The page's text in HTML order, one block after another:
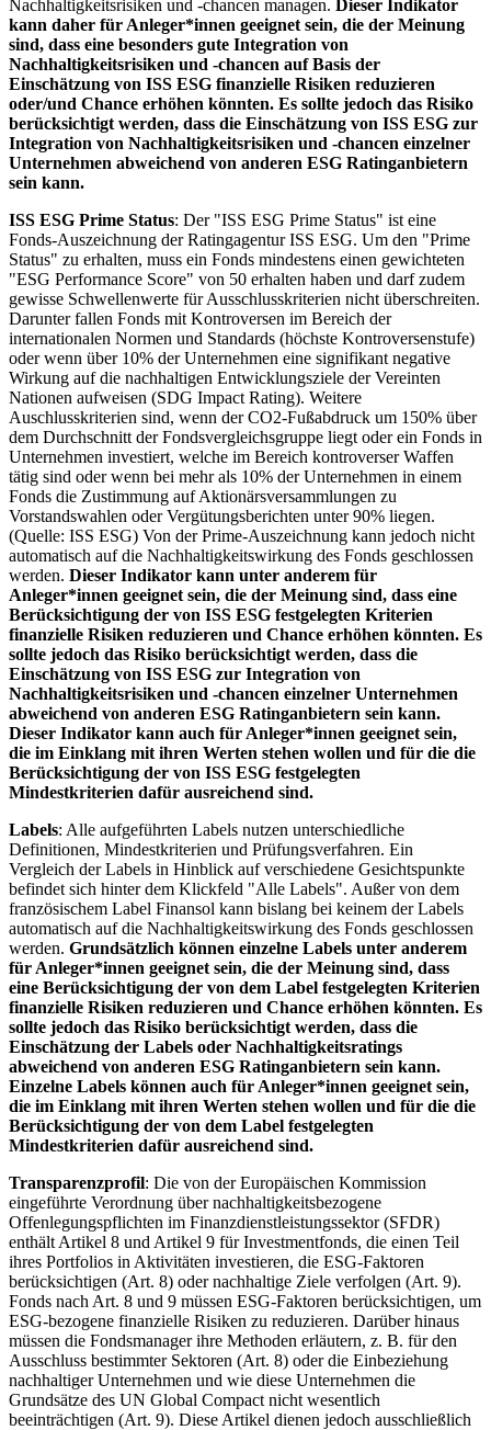
Nachhaltigkeitsrisiken und -chancen managen. Dieser Indikator
kann daher für Anleger*innen geeignet sein, die der Meinung
sind, dass eine besonders gute Integration von
Nachhaltigkeitsrisiken und -chancen auf Basis der
Einschätzung von ISS ESG finanzielle Risiken reduzieren
oder/und Chance erhöhen könnten. Es sollte jedoch das Risiko
berücksichtigt werden, dass die Einschätzung von ISS ESG zur
Integration von Nachhaltigkeitsrisiken und -chancen einzelner
Unternehmen abweichend von anderen ESG Ratinganbietern
sein kann.
ISS ESG Prime Status: Der "ISS ESG Prime Status" ist eine
Fonds-Auszeichnung der Ratingagentur ISS ESG. Um den "Prime
Status" zu erhalten, muss ein Fonds mindestens einen gewichteten
"ESG Performance Score" von 50 erhalten haben und darf zudem
gewisse Schwellenwerte für Ausschlusskriterien nicht überschreiten.
Darunter fallen Fonds mit Kontroversen im Bereich der
internationalen Normen und Standards (höchste Kontroversenstufe)
oder wenn über 10% der Unternehmen eine signifikant negative
Wirkung auf die nachhaltigen Entwicklungsziele der Vereinten
Nationen aufweisen (SDG Impact Rating). Weitere
Auschlusskriterien sind, wenn der CO2-Fußabdruck um 150% über
dem Durchschnitt der Fondsvergleichsgruppe liegt oder ein Fonds in
Unternehmen investiert, welche im Bereich kontroverser Waffen
tätig sind oder wenn bei mehr als 10% der Unternehmen in einem
Fonds die Zustimmung auf Aktionärsversammlungen zu
Vorstandswahlen oder Vergütungsberichten unter 90% liegen.
(Quelle: ISS ESG) Von der Prime-Auszeichnung kann jedoch nicht
automatisch auf die Nachhaltigkeitswirkung des Fonds geschlossen
werden. Dieser Indikator kann unter anderem für
Anleger*innen geeignet sein, die der Meinung sind, dass eine
Berücksichtigung der von ISS ESG festgelegten Kriterien
finanzielle Risiken reduzieren und Chance erhöhen könnten. Es
sollte jedoch das Risiko berücksichtigt werden, dass die
Einschätzung von ISS ESG zur Integration von
Nachhaltigkeitsrisiken und -chancen einzelner Unternehmen
abweichend von anderen ESG Ratinganbietern sein kann.
Dieser Indikator kann auch für Anleger*innen geeignet sein,
die im Einklang mit ihren Werten stehen wollen und für die die
Berücksichtigung der von ISS ESG festgelegten
Mindestkriterien dafür ausreichend sind.
Labels: Alle aufgeführten Labels nutzen unterschiedliche
Definitionen, Mindestkriterien und Prüfungsverfahren. Ein
Vergleich der Labels in Hinblick auf verschiedene Gesichtspunkte
befindet sich hinter dem Klickfeld "Alle Labels". Außer von dem
französischem Label Finansol kann bislang bei keinem der Labels
automatisch auf die Nachhaltigkeitswirkung des Fonds geschlossen
werden. Grundsätzlich können einzelne Labels unter anderem
für Anleger*innen geeignet sein, die der Meinung sind, dass
eine Berücksichtigung der von dem Label festgelegten Kriterien
finanzielle Risiken reduzieren und Chance erhöhen könnten. Es
sollte jedoch das Risiko berücksichtigt werden, dass die
Einschätzung der Labels oder Nachhaltigkeitsratings
abweichend von anderen ESG Ratinganbietern sein kann.
Einzelne Labels können auch für Anleger*innen geeignet sein,
die im Einklang mit ihren Werten stehen wollen und für die die
Berücksichtigung der von dem Label festgelegten
Mindestkriterien dafür ausreichend sind.
Transparenzprofil: Die von der Europäischen Kommission
eingeführte Verordnung über nachhaltigkeitsbezogene
Offenlegungspflichten im Finanzdienstleistungssektor (SFDR)
enthält Artikel 8 und Artikel 9 für Investmentfonds, die einen Teil
ihres Portfolios in Aktivitäten investieren, die ESG-Faktoren
berücksichtigen (Art. 8) oder nachhaltige Ziele verfolgen (Art. 9).
Fonds nach Art. 8 und 9 müssen ESG-Faktoren berücksichtigen, um
ESG-bezogene finanzielle Risiken zu reduzieren. Darüber hinaus
müssen die Fondsmanager ihre Methoden erläutern, z. B. für den
Ausschluss bestimmter Sektoren (Art. 8) oder die Einbeziehung
nachhaltiger Unternehmen und wie diese Unternehmen die
Grundsätze des UN Global Compact nicht wesentlich
beeinträchtigen (Art. 9). Diese Artikel dienen jedoch ausschließlich